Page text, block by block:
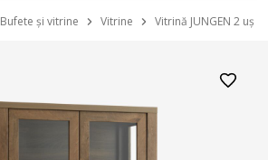
Bufete și vitrine Vitrine Vitrină JUNGEN 2 uși